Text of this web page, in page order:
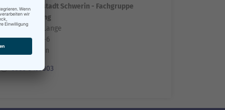
Landeshauptstadt Schwerin - Fachgruppe
Stadtmarketing
Frau Simone Lange
Am Packhof 2-6
19055 Schwerin
0385 5455003